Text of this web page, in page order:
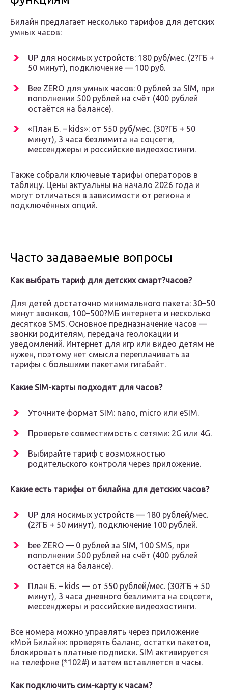
Билайн предлагает несколько тарифов для детских
умных часов:
UP для носимых устройств: 180 руб/мес. (2?ГБ +
50 минут), подключение — 100 руб.
Bee ZERO для умных часов: 0 рублей за SIM, при
пополнении 500 рублей на счёт (400 рублей
остаётся на балансе).
«План Б. – kids»: от 550 руб/мес. (30?ГБ + 50
минут), 3 часа безлимита на соцсети,
мессенджеры и российские видеохостинги.
Также собрали ключевые тарифы операторов в
таблицу. Цены актуальны на начало 2026 года и
могут отличаться в зависимости от региона и
подключённых опций.
Часто задаваемые вопросы
Как выбрать тариф для детских смарт?часов?
Для детей достаточно минимального пакета: 30–50
минут звонков, 100–500?МБ интернета и несколько
десятков SMS. Основное предназначение часов —
звонки родителям, передача геолокации и
уведомлений. Интернет для игр или видео детям не
нужен, поэтому нет смысла переплачивать за
тарифы с большими пакетами гигабайт.
Какие SIM-карты подходят для часов?
Уточните формат SIM: nano, micro или eSIM.
Проверьте совместимость с сетями: 2G или 4G.
Выбирайте тариф с возможностью
родительского контроля через приложение.
Какие есть тарифы от билайна для детских часов?
UP для носимых устройств — 180 рублей/мес.
(2?ГБ + 50 минут), подключение 100 рублей.
bee ZERO — 0 рублей за SIM, 100 SMS, при
пополнении 500 рублей на счёт (400 рублей
остаётся на балансе).
План Б. – kids — от 550 рублей/мес. (30?ГБ + 50
минут), 3 часа дневного безлимита на соцсети,
мессенджеры и российские видеохостинги.
Все номера можно управлять через приложение
«Мой Билайн»: проверять баланс, остатки пакетов,
блокировать платные подписки. SIM активируется
на телефоне (*102#) и затем вставляется в часы.
Как подключить сим-карту к часам?